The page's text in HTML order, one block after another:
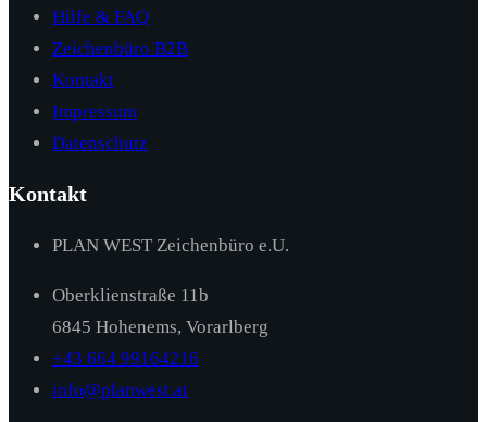
Hilfe & FAQ
Zeichenbüro B2B
Kontakt
Impressum
Datenschutz
Kontakt
PLAN WEST Zeichenbüro e.U.
Oberklienstraße 11b
6845 Hohenems, Vorarlberg
+43 664 99164216
info@planwest.at